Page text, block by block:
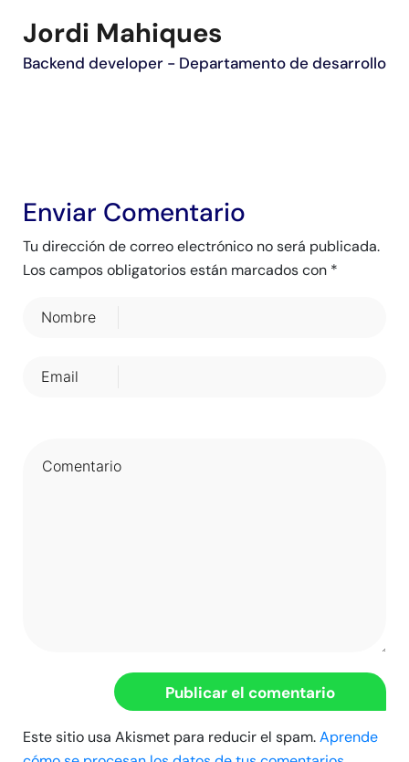
Jordi Mahiques
Backend developer - Departamento de desarrollo
Enviar Comentario
Tu dirección de correo electrónico no será publicada.
Los campos obligatorios están marcados con *
Nombre
Email
Este sitio usa Akismet para reducir el spam.Aprende